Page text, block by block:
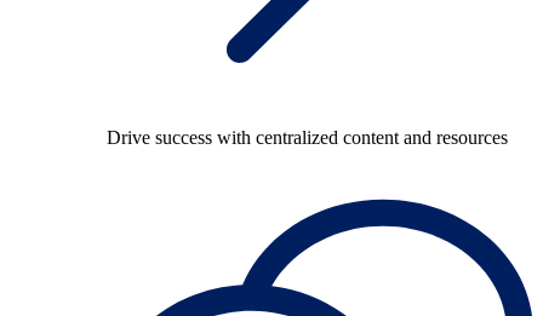
Drive success with centralized content and resources